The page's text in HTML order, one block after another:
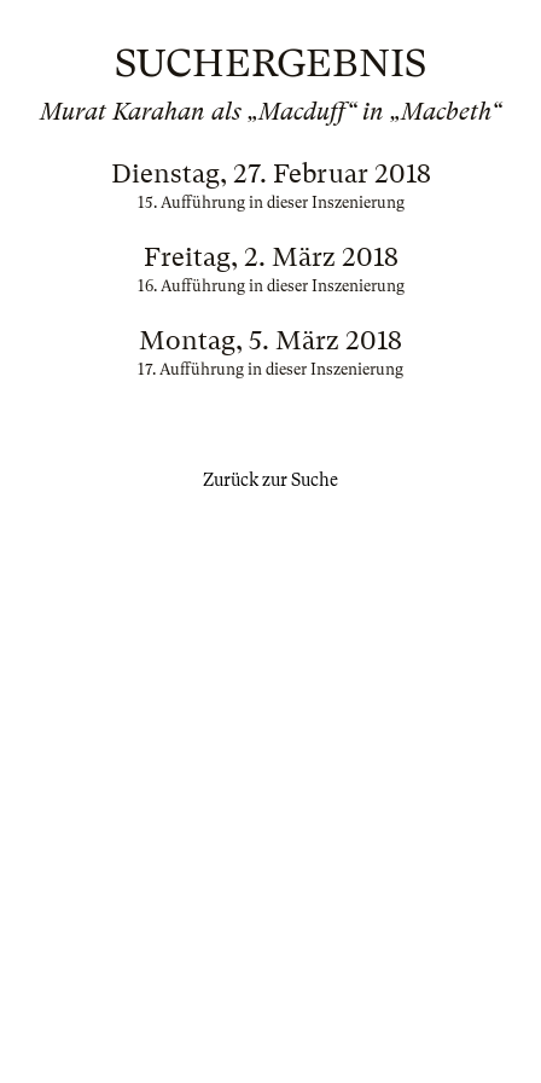
SUCHERGEBNIS
Murat Karahan als „Macduff“ in „Macbeth“
Dienstag, 27. Februar 2018
15. Aufführung in dieser Inszenierung
Freitag, 2. März 2018
16. Aufführung in dieser Inszenierung
Montag, 5. März 2018
17. Aufführung in dieser Inszenierung
Zurück zur Suche